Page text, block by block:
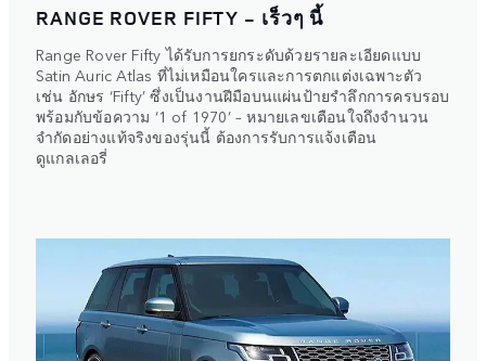
RANGE ROVER FIFTY - เร็วๆ นี้
Range Rover Fifty ได้รับการยกระดับด้วยรายละเอียดแบบ
Satin Auric Atlas ที่ไม่เหมือนใครและการตกแต่งเฉพาะตัว
เช่น อักษร ‘Fifty’ ซึ่งเป็นงานฝีมือบนแผ่นป้ายรำลึกการครบรอบ
พร้อมกับข้อความ ‘1 of 1970’ – หมายเลขเตือนใจถึงจำนวน
จำกัดอย่างแท้จริงของรุ่นนี้ ต้องการรับการแจ้งเตือน
ดูแกลเลอรี่